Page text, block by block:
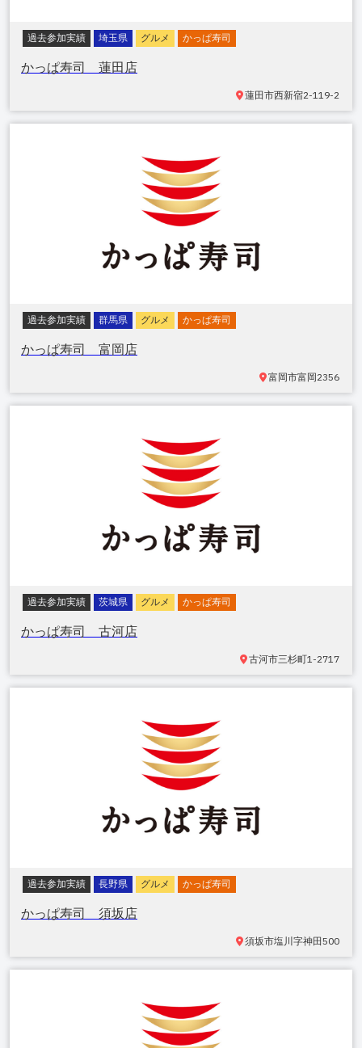
過去参加実績 埼玉県 グルメ かっぱ寿司
かっぱ寿司 蓮田店
蓮田市西新宿2-119-2
過去参加実績 群馬県 グルメ かっぱ寿司
かっぱ寿司 富岡店
富岡市富岡2356
過去参加実績 茨城県 グルメ かっぱ寿司
かっぱ寿司 古河店
古河市三杉町1-2717
過去参加実績 長野県 グルメ かっぱ寿司
かっぱ寿司 須坂店
須坂市塩川 字神田500